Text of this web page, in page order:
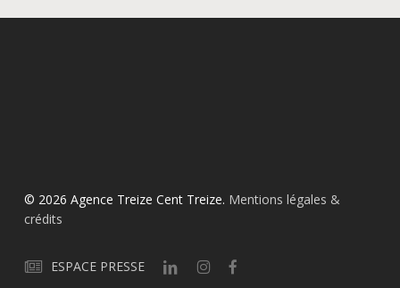
© 2026 Agence Treize Cent Treize. Mentions légales &
crédits
ESPACE PRESSE